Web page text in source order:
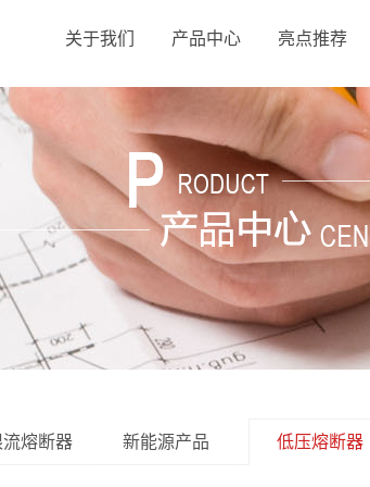
关于我们 产品中心 亮点推荐
熔断器 新能源产品 低压熔断器